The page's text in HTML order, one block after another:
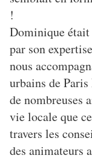
!
Dominique
par son
nous
urbains de
de nombreuses
vie locale que
travers les
des animateurs